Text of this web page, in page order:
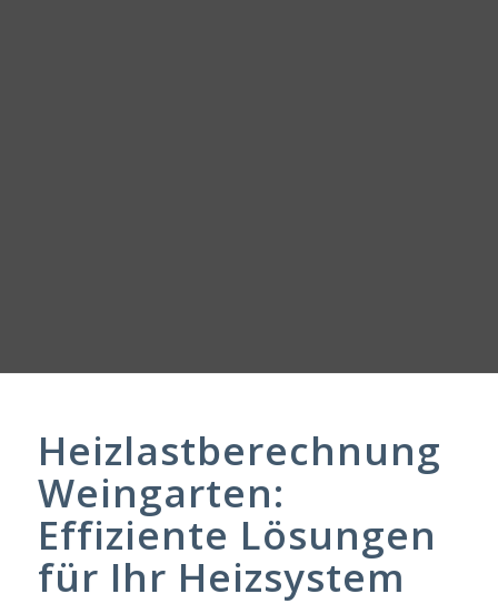
Heizlastberechnung
Weingarten:
Effiziente Lösungen
für Ihr Heizsystem